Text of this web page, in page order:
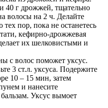
40 г дрожжей, тщательно
волосы на 2 ч. Делайте
пор, пока не останетесь
кефирно-дрожжевая
их шелковистыми и
с волос поможет уксус.
3 ст.л. уксуса. Подержите
10 – 15 мин, затем
и нанесите
Уксус вымоет